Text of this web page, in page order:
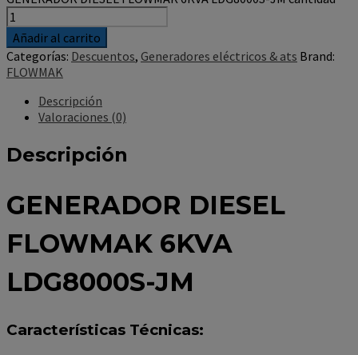
Añadir al carrito
Categorías: Descuentos, Generadores eléctricos & ats Brand:
FLOWMAK
Descripción
Valoraciones (0)
Descripción
GENERADOR DIESEL
FLOWMAK 6KVA
LDG8000S-JM
Características Técnicas: